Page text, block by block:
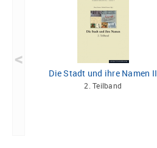
Die Stadt und ihre Namen II
2. Teilband
<